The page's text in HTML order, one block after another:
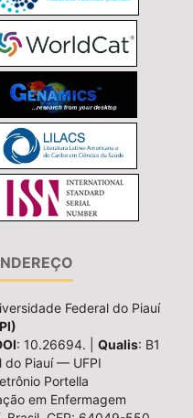
Federal do Piauí
: 10.26694. | Qualis: B1
do Piauí — UFPI
Portella
em Enfermagem